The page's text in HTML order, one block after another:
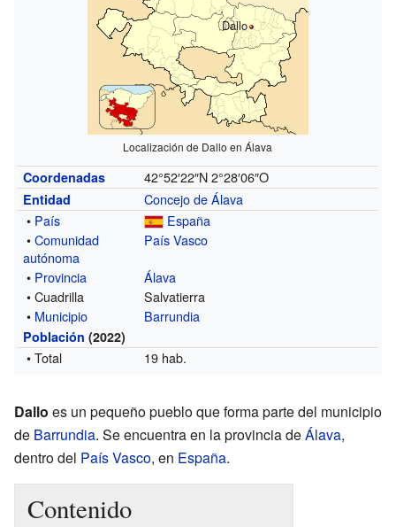
Dallo
Localización de Dallo en Álava
Coordenadas 42°52′22″N 2°28′06″O
Entidad
Concejo de Álava
• País
España
•Comunidad
autónoma
País Vasco
• Provincia
Álava
• Cuadrilla
Salvatierra
• Municipio Barrundia
Población (2022)
• Total 19 hab.
Dallo es un pequeño pueblo que forma parte del municipio
de Barrundia. Se encuentra en la provincia deÁlava,
dentro del País Vasco, en España.
Contenido